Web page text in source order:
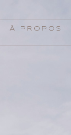
À PROPOS